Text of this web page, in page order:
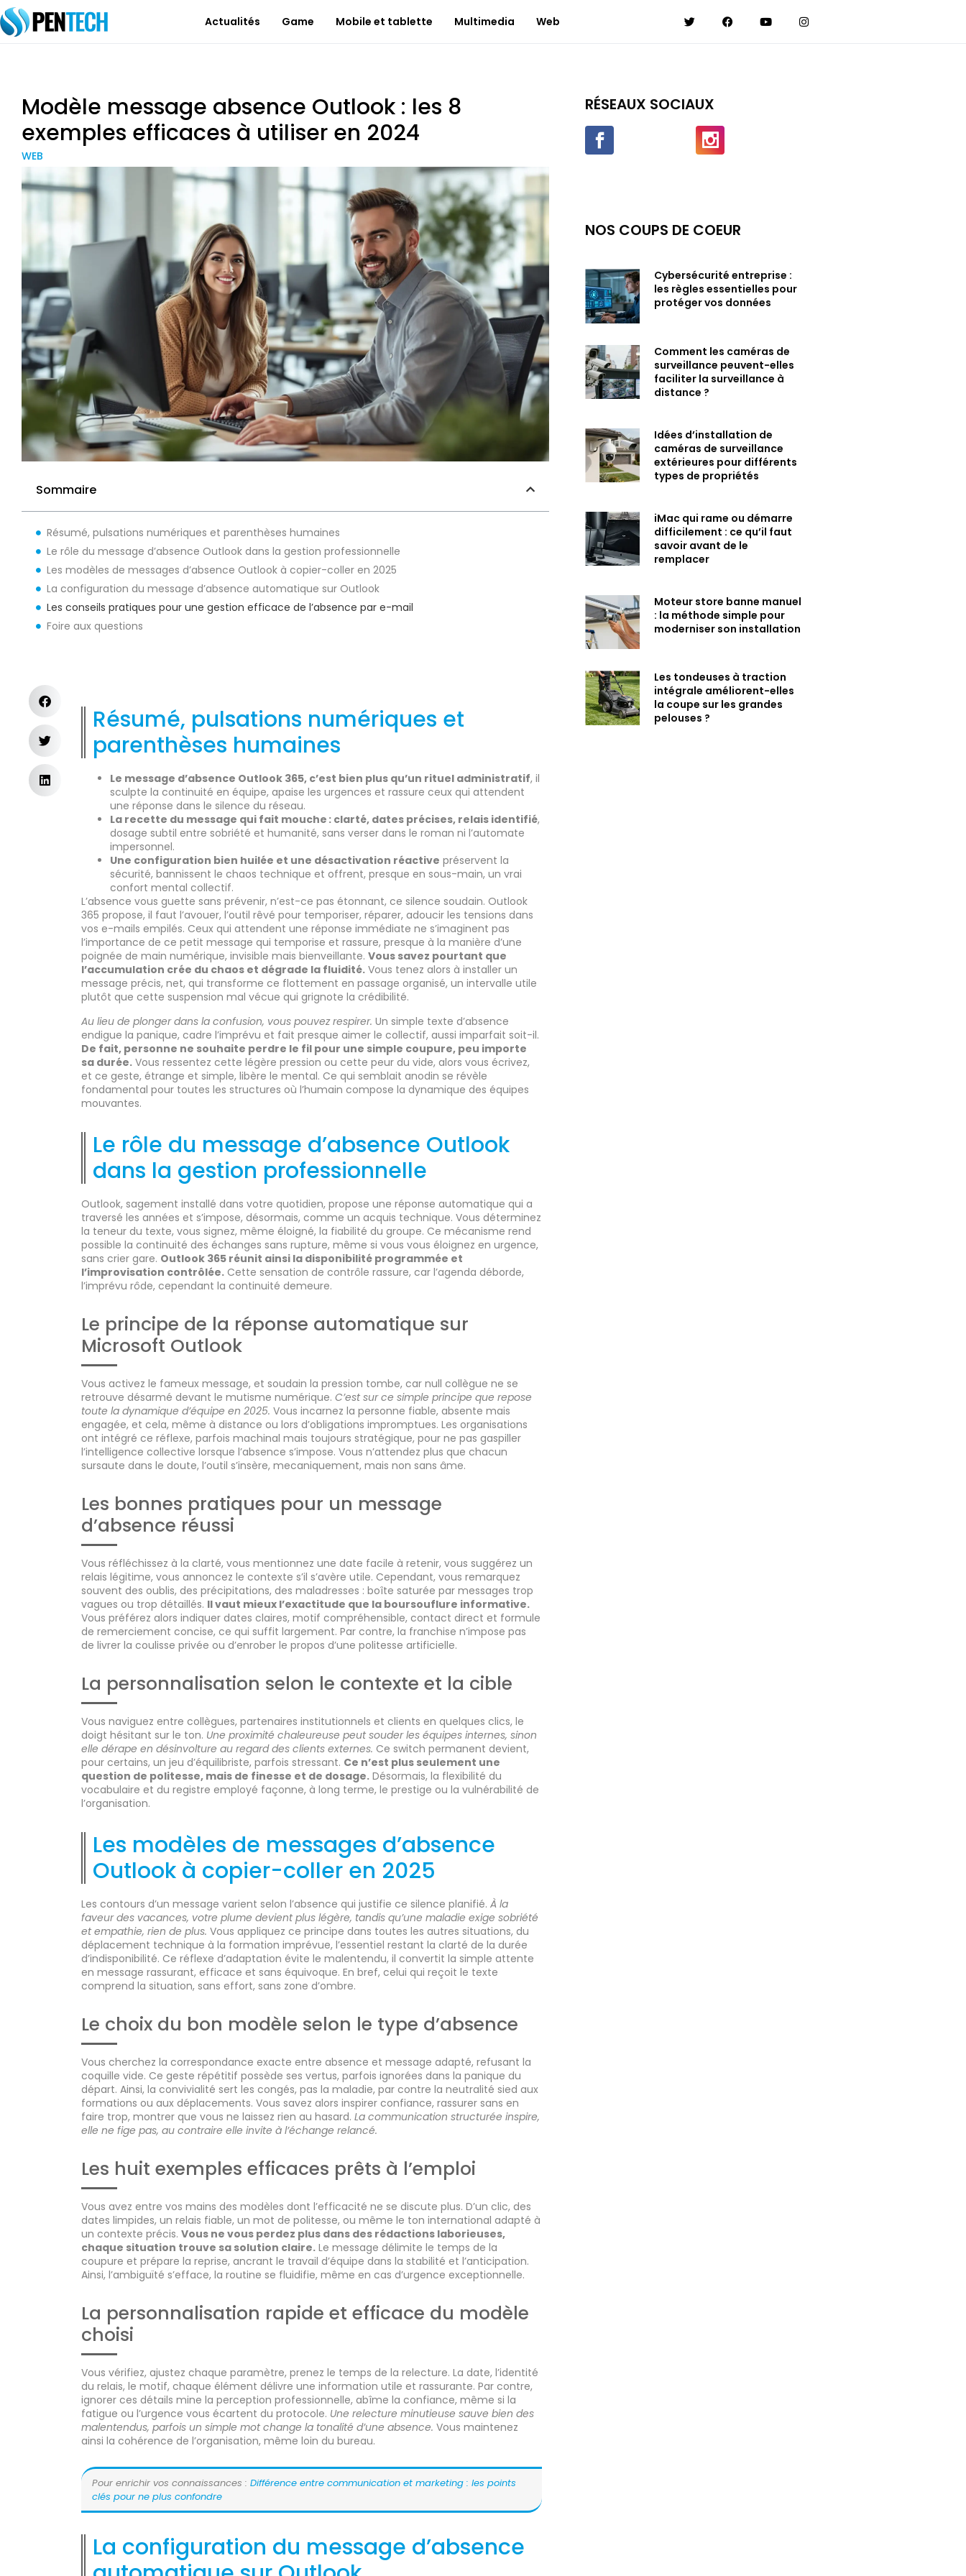
Actualités Game Mobile et tablette Multimedia Web
Modèle message absence Outlook : les 8
exemples efficaces à utiliser en 2024
WEB
Sommaire
Résumé, pulsations numériques et parenthèses humaines
Le rôle du message d’absence Outlook dans la gestion professionnelle
Les modèles de messages d’absence Outlook à copier-coller en 2025
La configuration du message d’absence automatique sur Outlook
Les conseils pratiques pour une gestion efficace de l’absence par e-mail
Foire aux questions
Résumé, pulsations numériques et
parenthèses humaines
Le message d’absence Outlook 365, c’est bien plus qu’un rituel administratif, il
sculpte la continuité en équipe, apaise les urgences et rassure ceux qui attendent
une réponse dans le silence du réseau.
La recette du message qui fait mouche : clarté, dates précises, relais identifié,
dosage subtil entre sobriété et humanité, sans verser dans le roman ni l’automate
impersonnel.
Une configuration bien huilée et une désactivation réactive préservent la
sécurité, bannissent le chaos technique et offrent, presque en sous-main, un vrai
confort mental collectif.
L’absence vous guette sans prévenir, n’est-ce pas étonnant, ce silence soudain. Outlook
365 propose, il faut l’avouer, l’outil rêvé pour temporiser, réparer, adoucir les tensions dans
vos e-mails empilés. Ceux qui attendent une réponse immédiate ne s’imaginent pas
l’importance de ce petit message qui temporise et rassure, presque à la manière d’une
poignée de main numérique, invisible mais bienveillante.Vous savez pourtant que
l’accumulation crée du chaos et dégrade la fluidité. Vous tenez alors à installer un
message précis, net, qui transforme ce flottement en passage organisé, un intervalle utile
plutôt que cette suspension mal vécue qui grignote la crédibilité.
Au lieu de plonger dans la confusion, vous pouvez respirer. Un simple texte d’absence
endigue la panique, cadre l’imprévu et fait presque aimer le collectif, aussi imparfait soit-il.
De fait, personne ne souhaite perdre le fil pour une simple coupure, peu importe
sa durée. Vous ressentez cette légère pression ou cette peur du vide, alors vous écrivez,
et ce geste, étrange et simple, libère le mental. Ce qui semblait anodin se révèle
fondamental pour toutes les structures où l’humain compose la dynamique des équipes
mouvantes.
Le rôle du message d’absence Outlook
dans la gestion professionnelle
Outlook, sagement installé dans votre quotidien, propose une réponse automatique qui a
traversé les années et s’impose, désormais, comme un acquis technique. Vous déterminez
la teneur du texte, vous signez, même éloigné, la fiabilité du groupe. Ce mécanisme rend
possible la continuité des échanges sans rupture, même si vous vous éloignez en urgence,
sans crier gare. Outlook 365 réunit ainsi la disponibilité programmée et
l’improvisation contrôlée. Cette sensation de contrôle rassure, car l’agenda déborde,
l’imprévu rôde, cependant la continuité demeure.
Le principe de la réponse automatique sur
Microsoft Outlook
Vous activez le fameux message, et soudain la pression tombe, car null collègue ne se
retrouve désarmé devant le mutisme numérique.C’est sur ce simple principe que repose
toute la dynamique d’équipe en 2025. Vous incarnez la personne fiable, absente mais
engagée, et cela, même à distance ou lors d’obligations impromptues. Les organisations
ont intégré ce réflexe, parfois machinal mais toujours stratégique, pour ne pas gaspiller
l’intelligence collective lorsque l’absence s’impose. Vous n’attendez plus que chacun
sursaute dans le doute, l’outil s’insère, mecaniquement, mais non sans âme.
Les bonnes pratiques pour un message
d’absence réussi
Vous réfléchissez à la clarté, vous mentionnez une date facile à retenir, vous suggérez un
relais légitime, vous annoncez le contexte s’il s’avère utile. Cependant, vous remarquez
souvent des oublis, des précipitations, des maladresses : boîte saturée par messages trop
vagues ou trop détaillés. Il vaut mieux l’exactitude que la boursouflure informative.
Vous préférez alors indiquer dates claires, motif compréhensible, contact direct et formule
de remerciement concise, ce qui suffit largement. Par contre, la franchise n’impose pas
de livrer la coulisse privée ou d’enrober le propos d’une politesse artificielle.
La personnalisation selon le contexte et la cible
Vous naviguez entre collègues, partenaires institutionnels et clients en quelques clics, le
doigt hésitant sur le ton. Une proximité chaleureuse peut souder les équipes internes, sinon
elle dérape en désinvolture au regard des clients externes. Ce switch permanent devient,
pour certains, un jeu d’équilibriste, parfois stressant. Ce n’est plus seulement une
question de politesse, mais de finesse et de dosage. Désormais, la flexibilité du
vocabulaire et du registre employé façonne, à long terme, le prestige ou la vulnérabilité de
l’organisation.
Les modèles de messages d’absence
Outlook à copier-coller en 2025
Les contours d’un message varient selon l’absence qui justifie ce silence planifié.À la
faveur des vacances, votre plume devient plus légère, tandis qu’une maladie exige sobriété
et empathie, rien de plus. Vous appliquez ce principe dans toutes les autres situations, du
déplacement technique à la formation imprévue, l’essentiel restant la clarté de la durée
d’indisponibilité. Ce réflexe d’adaptation évite le malentendu, il convertit la simple attente
en message rassurant, efficace et sans équivoque. En bref, celui qui reçoit le texte
comprend la situation, sans effort, sans zone d’ombre.
Le choix du bon modèle selon le type d’absence
Vous cherchez la correspondance exacte entre absence et message adapté, refusant la
coquille vide. Ce geste répétitif possède ses vertus, parfois ignorées dans la panique du
départ. Ainsi, la convivialité sert les congés, pas la maladie, par contre la neutralité sied aux
formations ou aux déplacements. Vous savez alors inspirer confiance, rassurer sans en
faire trop, montrer que vous ne laissez rien au hasard.La communication structurée inspire,
elle ne fige pas, au contraire elle invite à l’échange relancé.
Les huit exemples efficaces prêts à l’emploi
Vous avez entre vos mains des modèles dont l’efficacité ne se discute plus. D’un clic, des
dates limpides, un relais fiable, un mot de politesse, ou même le ton international adapté à
un contexte précis.Vous ne vous perdez plus dans des rédactions laborieuses,
chaque situation trouve sa solution claire. Le message délimite le temps de la
coupure et prépare la reprise, ancrant le travail d’équipe dans la stabilité et l’anticipation.
Ainsi, l’ambiguïté s’efface, la routine se fluidifie, même en cas d’urgence exceptionnelle.
La personnalisation rapide et efficace du modèle
choisi
Vous vérifiez, ajustez chaque paramètre, prenez le temps de la relecture. La date, l’identité
du relais, le motif, chaque élément délivre une information utile et rassurante. Par contre,
ignorer ces détails mine la perception professionnelle, abîme la confiance, même si la
fatigue ou l’urgence vous écartent du protocole. Une relecture minutieuse sauve bien des
malentendus, parfois un simple mot change la tonalité d’une absence. Vous maintenez
ainsi la cohérence de l’organisation, même loin du bureau.
Pour enrichir vos connaissances :Différence entre communication et marketing : les points
clés pour ne plus confondre
La configuration du message d’absence
RÉSEAUX SOCIAUX
NOS COUPS DE COEUR
Cybersécurité entreprise :
les règles essentielles pour
protéger vos données
Comment les caméras de
surveillance peuvent-elles
faciliter la surveillance à
distance ?
Idées d’installation de
caméras de surveillance
extérieures pour différents
types de propriétés
iMac qui rame ou démarre
difficilement : ce qu’il faut
savoir avant de le
remplacer
Moteur store banne manuel
: la méthode simple pour
moderniser son installation
Les tondeuses à traction
intégrale améliorent-elles
la coupe sur les grandes
pelouses ?